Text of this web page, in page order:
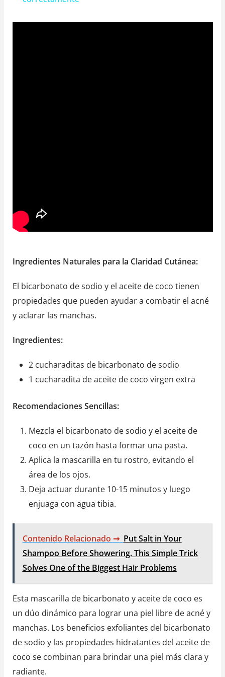
Ingredientes Naturales para la Claridad Cutánea:
El bicarbonato de sodio y el aceite de coco tienen
propiedades que pueden ayudar a combatir el acné
y aclarar las manchas.
Ingredientes:
2 cucharaditas de bicarbonato de sodio
1 cucharadita de aceite de coco virgen extra
Recomendaciones Sencillas:
Mezcla el bicarbonato de sodio y el aceite de
coco en un tazón hasta formar una pasta.
Aplica la mascarilla en tu rostro, evitando el
área de los ojos.
Deja actuar durante 10-15 minutos y luego
enjuaga con agua tibia.
Contenido Relacionado ➞ Put Salt in Your
Shampoo Before Showering. This Simple Trick
Solves One of the Biggest Hair Problems
Esta mascarilla de bicarbonato y aceite de coco es
un dúo dinámico para lograr una piel libre de acné y
manchas. Los beneficios exfoliantes del bicarbonato
de sodio y las propiedades hidratantes del aceite de
coco se combinan para brindar una piel más clara y
radiante.